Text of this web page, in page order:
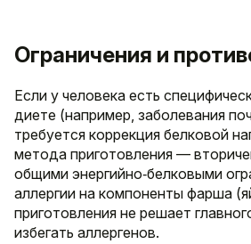
Ограничения и
Если у человека есть
диете (например, заболевания
требуется коррекция белковой
метода приготовления —
общими энергийно‑белковыми
аллергии на компоненты фарша
приготовления не решает
избегать аллергенов.